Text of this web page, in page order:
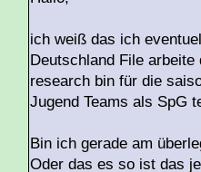
ich weiß das ich
Deutschland File
research bin für die
Jugend Teams als SpG
Bin ich gerade am
Oder das es so ist das